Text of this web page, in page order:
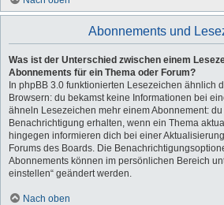
Abonnements und
Was ist der Unterschied zwischen einem
Abonnements für ein Thema oder Forum?
In phpBB 3.0 funktionierten Lesezeichen ähnlich
Browsern: du bekamst keine Informationen bei
ähneln Lesezeichen mehr einem Abonnement:
Benachrichtigung erhalten, wenn ein Thema
hingegen informieren dich bei einer
Forums des Boards. Die
Abonnements können im persönlichen Bereich
einstellen“ geändert werden.
Nach oben